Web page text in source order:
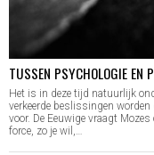
TUSSEN PSYCHOLOGIE EN
Het is in deze tijd natuurlijk
verkeerde beslissingen
voor. De Eeuwige vraagt
force, zo je wil,…